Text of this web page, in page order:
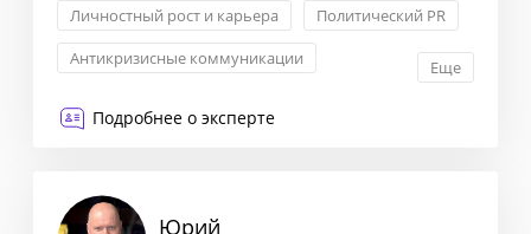
Личностный рост и карьера
Политический PR
Антикризисные коммуникации
Еще
Подробнее о эксперте
Юрий